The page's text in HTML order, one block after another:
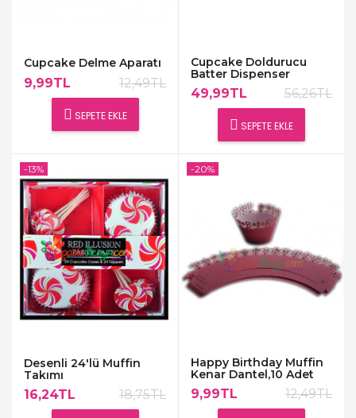
Cupcake Delme Aparatı
9,99TL 12,49TL
SEPETE EKLE
Cupcake Doldurucu
Batter Dispenser
49,99TL 56,26TL
SEPETE EKLE
Desenli 24'lü Muffin
Takımı
16,24TL 18,75TL
-13%
Happy Birthday Muffin
Kenar Dantel,10 Adet
9,99TL 12,49TL
-20%